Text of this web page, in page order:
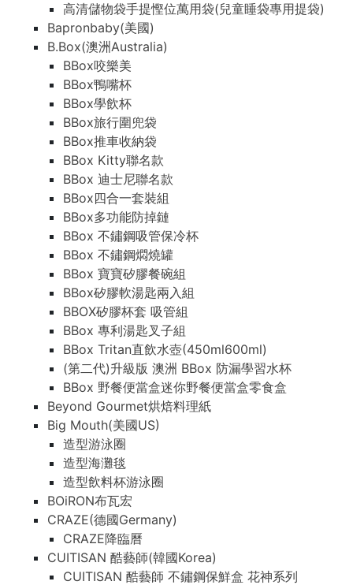
高清儲物袋手提慳位萬用袋(兒童睡袋專用提袋)
Bapronbaby(美國)
B.Box(澳洲Australia)
BBox咬樂美
BBox鴨嘴杯
BBox學飲杯
BBox旅行圍兜袋
BBox推車收納袋
BBox Kitty聯名款
BBox 迪士尼聯名款
BBox四合一套裝組
BBox多功能防掉鏈
BBox 不鏽鋼吸管保冷杯
BBox 不鏽鋼燜燒罐
BBox 寶寶矽膠餐碗組
BBox矽膠軟湯匙兩入組
BBOX矽膠杯套 吸管組
BBox 專利湯匙叉子組
BBox Tritan直飲水壺(450ml600ml)
(第二代)升級版 澳洲 BBox 防漏學習水杯
BBox 野餐便當盒迷你野餐便當盒零食盒
Beyond Gourmet烘焙料理紙
Big Mouth(美國US)
造型游泳圈
造型海灘毯
造型飲料杯游泳圈
BOiRON布瓦宏
CRAZE(德國Germany)
CRAZE降臨曆
CUITISAN 酷藝師(韓國Korea)
CUITISAN 酷藝師 不鏽鋼保鮮盒 花神系列